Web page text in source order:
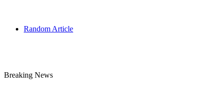
Random Article
Breaking News